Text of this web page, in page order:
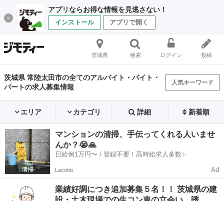
アプリならお得な情報を見逃さない！
インストール アプリで開く
茨城県 検索 ログイン 投稿
茨城県 常陸太田市の全てのアルバイト・バイト・
パートの求人募集情報
人気キーワード
エリア カテゴリ 詳細 新着順
マンションの清掃、手伝ってくれる人いませ
んか？😭🙏
日給例1万円〜 / 登録不要！高時給求人多数✨
Lacotto Ad
業績好調につき追加募集５名！！ 茨城県の建